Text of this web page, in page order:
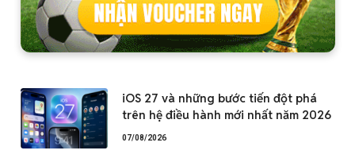
iOS 27 và những bước tiến đột phá
trên hệ điều hành mới nhất năm 2026
07/08/2026